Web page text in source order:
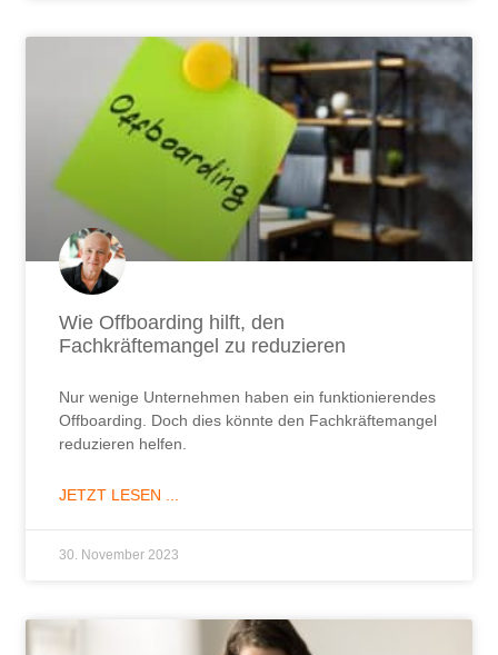
Wie Offboarding hilft, den
Fachkräftemangel zu reduzieren
Nur wenige Unternehmen haben ein funktionierendes
Offboarding. Doch dies könnte den Fachkräftemangel
reduzieren helfen.
JETZT LESEN ...
30. November 2023